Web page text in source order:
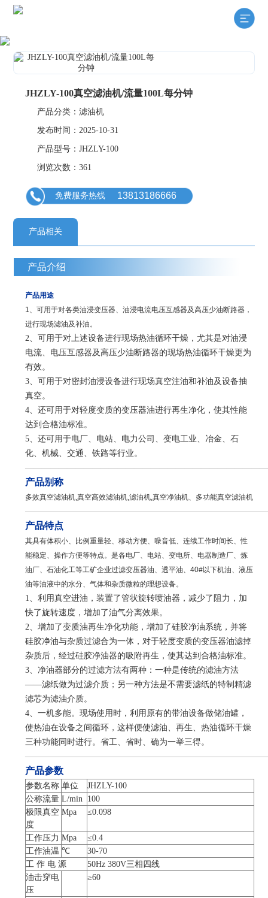
JHZLY-100真空滤油机/流量100L每分钟
产品分类：滤油机
发布时间：2025-10-31
产品型号：JHZLY-100
浏览次数：361
免费服务热线 13813186666
产品相关
产品介绍
产品用途
1、可用于对各类油浸变压器、油浸电流电压互感器及高压少油断路器，
进行现场滤油及补油。
2、可用于对上述设备进行现场热油循环干燥，尤其是对油浸
电流、电压互感器及高压少油断路器的现场热油循环干燥更为
有效。
3、可用于对密封油浸设备进行现场真空注油和补油及设备抽
真空。
4、还可用于对轻度变质的变压器油进行再生净化，使其性能
达到合格油标准。
5、还可用于电厂、电站、电力公司、变电工业、冶金、石
化、机械、交通、铁路等行业。
产品别称
多效真空滤油机,真空高效滤油机,滤油机,真空净油机、多功能真空滤油机
产品特点
其具有体积小、比例重量轻、移动方便、噪音低、连续工作时间长、性
能稳定、操作方便等特点。是各电厂、电站、变电所、电器制造厂、炼
油厂、石油化工等工矿企业过滤变压器油、透平油、40#以下机油、液压
油等油液中的水分、气体和杂质微粒的理想设备。
1、利用真空进油，装置了管状旋转喷油器，减少了阻力，加
快了旋转速度，增加了油气分离效果。
2、增加了变质油再生净化功能，增加了硅胶净油系统，并将
硅胶净油与杂质过滤合为一体，对于轻度变质的变压器油滤掉
杂质后，经过硅胶净油器的吸附再生，使其达到合格油标准。
3、净油器部分的过滤方法有两种：一种是传统的滤油方法
——滤纸做为过滤介质；另一种方法是不需要滤纸的特制精滤
滤芯为滤油介质。
4、一机多能。现场使用时，利用原有的带油设备做储油罐，
使热油在设备之间循环，这样便使滤油、再生、热油循环干燥
三种功能同时进行。省工、省时、确为一举三得。
产品参数
参数名称 单位
JHZLY-100
公称流量 L/min 100
极限真空
度
Mpa ≤0.098
工作压力 Mpa
≤0.4
工作油温 ℃
30-70
工 作 电 源
50Hz 380V三相四线
油击穿电
压
≥60